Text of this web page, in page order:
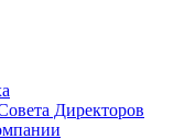
Директоров